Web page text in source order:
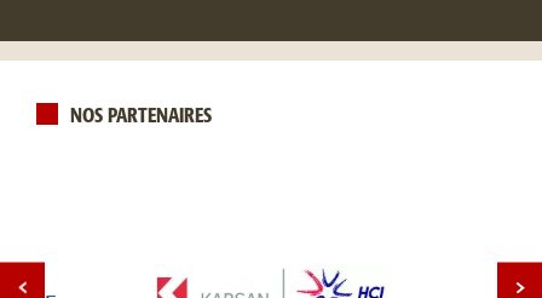
NOS PARTENAIRES